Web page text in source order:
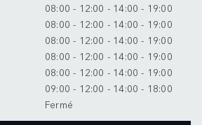
08:00 - 12:00 - 14:00 - 19:00
08:00 - 12:00 - 14:00 - 19:00
08:00 - 12:00 - 14:00 - 19:00
08:00 - 12:00 - 14:00 - 19:00
08:00 - 12:00 - 14:00 - 19:00
09:00 - 12:00 - 14:00 - 18:00
Fermé